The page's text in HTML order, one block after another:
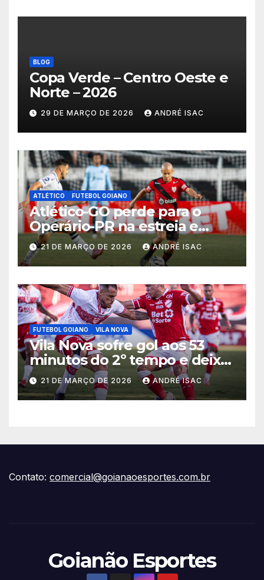
BLOG
Copa Verde – Centro Oeste e
Norte – 2026
29 DE MARÇO DE 2026 ANDRÉ ISAC
ATLÉTICO FUTEBOL GOIANO
Atlético-GO perde para o
Operário-PR na estreia e
começa sob pressão a Série B
2026
21 DE MARÇO DE 2026 ANDRÉ ISAC
FUTEBOL GOIANO VILA NOVA
Vila Nova sofre gol aos 53
minutos do 2º tempo e deixa
vitória escapar na estreia da
Série B
21 DE MARÇO DE 2026 ANDRÉ ISAC
Contato: comercial@goianaoesportes.com.br
Goianão Esportes